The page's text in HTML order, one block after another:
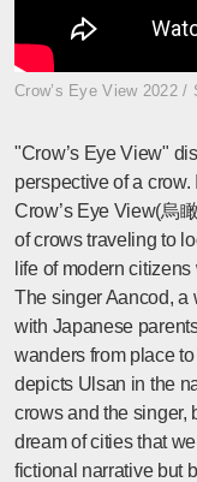
Crow’s Eye View 2022
"Crow’s Eye View"
perspective of a
Crow’s Eye View(烏
of crows traveling to
life of modern
The singer Aancod, a
with Japanese
wanders from place
depicts Ulsan in the
crows and the singer,
dream of cities that
fictional narrative but